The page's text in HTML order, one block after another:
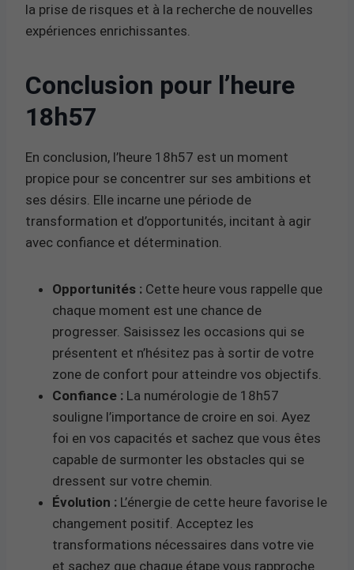
la prise de risques et à la recherche de nouvelles
expériences enrichissantes.
Conclusion pour l’heure
18h57
En conclusion, l’heure 18h57 est un moment
propice pour se concentrer sur ses ambitions et
ses désirs. Elle incarne une période de
transformation et d’opportunités, incitant à agir
avec confiance et détermination.
Opportunités : Cette heure vous rappelle que
chaque moment est une chance de
progresser. Saisissez les occasions qui se
présentent et n’hésitez pas à sortir de votre
zone de confort pour atteindre vos objectifs.
Confiance : La numérologie de 18h57
souligne l’importance de croire en soi. Ayez
foi en vos capacités et sachez que vous êtes
capable de surmonter les obstacles qui se
dressent sur votre chemin.
Évolution : L’énergie de cette heure favorise le
changement positif. Acceptez les
transformations nécessaires dans votre vie
et sachez que chaque étape vous rapproche